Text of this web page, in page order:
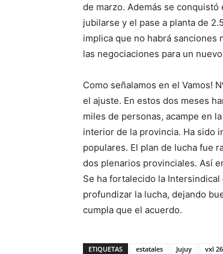
de marzo. Además se
jubilarse y el pase a planta de
implica que no habrá sanciones
las negociaciones para un
Como señalamos en el Vamos!
el ajuste. En estos dos meses
miles de personas, acampe en
interior de la provincia. Ha sido
populares. El plan de lucha fue
dos plenarios provinciales. Así
Se ha fortalecido la
profundizar la lucha, dejando
cumpla que el acuerdo.
ETIQUETAS estatales Jujuy vxl 26